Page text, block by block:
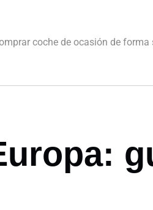
coche de ocasión de forma